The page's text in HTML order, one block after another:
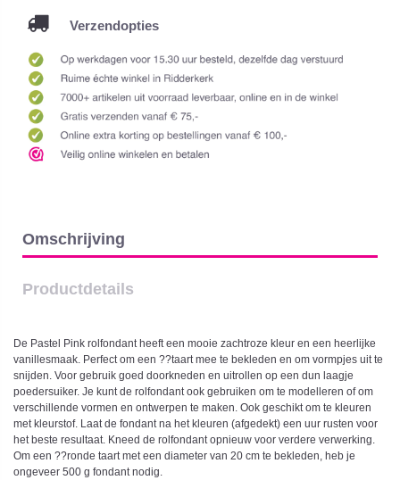
Verzendopties
Omschrijving
Productdetails
De Pastel Pink rolfondant heeft een mooie zachtroze kleur en een heerlijke
vanillesmaak. Perfect om een ??taart mee te bekleden en om vormpjes uit te
snijden. Voor gebruik goed doorkneden en uitrollen op een dun laagje
poedersuiker. Je kunt de rolfondant ook gebruiken om te modelleren of om
verschillende vormen en ontwerpen te maken. Ook geschikt om te kleuren
met kleurstof. Laat de fondant na het kleuren (afgedekt) een uur rusten voor
het beste resultaat. Kneed de rolfondant opnieuw voor verdere verwerking.
Om een ??ronde taart met een diameter van 20 cm te bekleden, heb je
ongeveer 500 g fondant nodig.